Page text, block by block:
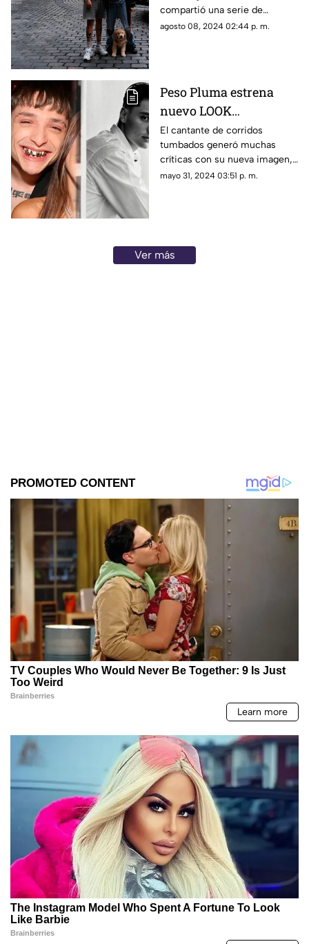
compartió una serie de
fotografías junto a Hanna
agosto 08, 2024 02:44 p. m.
Peso Pluma estrena
nuevo LOOK
¡Sorprendió a sus fans
y encendió las redes!
El cantante de corridos
tumbados generó muchas
críticas con su nueva imagen,
que sorprendió a sus
mayo 31, 2024 03:51 p. m.
Ver más